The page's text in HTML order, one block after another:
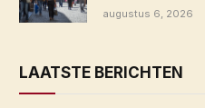
augustus 6, 2026
LAATSTE BERICHTEN